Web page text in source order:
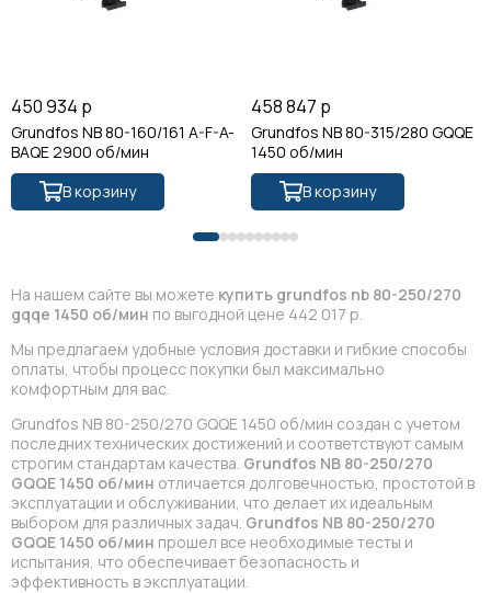
450 934 р
Grundfos NB 80-160/161 A-F-A-
BAQE 2900 об/мин
В корзину
458 847 р
Grundfos NB 80-315/280 GQQE
1450 об/мин
В корзину
На нашем сайте вы можете купить grundfos nb 80-250/270
gqqe 1450 об/мин по выгодной цене 442 017 р.
Мы предлагаем удобные условия доставки и гибкие способы
оплаты, чтобы процесс покупки был максимально
комфортным для вас.
Grundfos NB 80-250/270 GQQE 1450 об/мин создан с учетом
последних технических достижений и соответствуют самым
строгим стандартам качества. Grundfos NB 80-250/270
GQQE 1450 об/мин отличается долговечностью, простотой в
эксплуатации и обслуживании, что делает их идеальным
выбором для различных задач. Grundfos NB 80-250/270
GQQE 1450 об/мин прошел все необходимые тесты и
испытания, что обеспечивает безопасность и
эффективность в эксплуатации.